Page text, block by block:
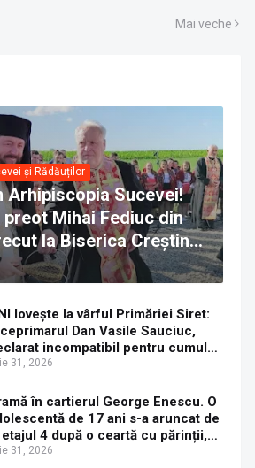
Mai veche
și Rădăuților
Arhipiscopia Sucevei!
Mihai Fediuc din
la Biserica Creștină
ÎPS Calinic anunță
judecata canonică
lovește la vârful Primăriei Siret:
Dan Vasile Sauciuc,
incompatibil pentru cumul
funcții
31, 2026
în cartierul George Enescu. O
de 17 ani s-a aruncat de
etajul 4 după o ceartă cu părinții,
fondul consumului de alcool în
31, 2026